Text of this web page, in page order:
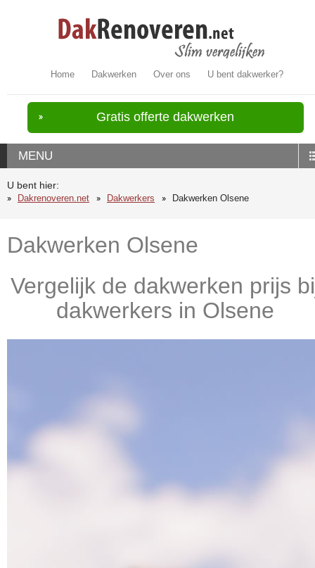
Home Dakwerken Over ons U bent dakwerker?
Gratis offerte dakwerken
MENU
U bent hier:
Dakrenoveren.net
Dakwerkers Dakwerken Olsene
Dakwerken Olsene
Vergelijk de dakwerken prijs
dakwerkers in Olsene